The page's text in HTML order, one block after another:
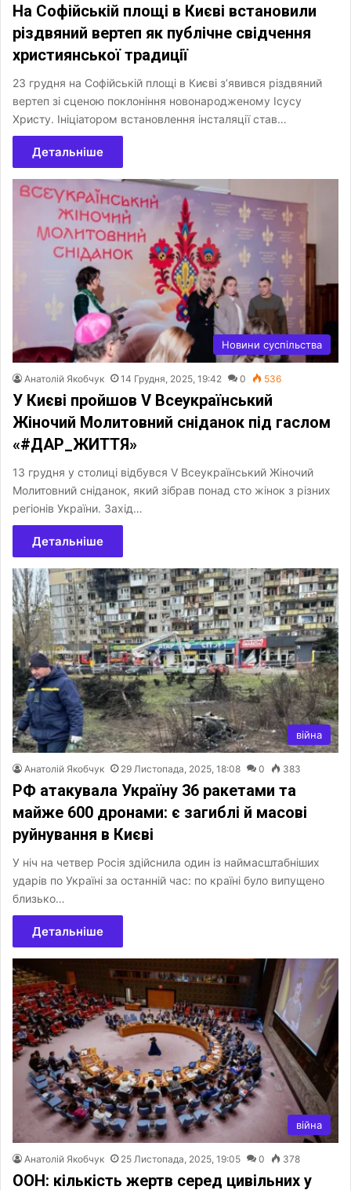
На Софійській площі в Києві встановили
різдвяний вертеп як публічне свідчення
християнської традиції
23 грудня на Софійській площі в Києві з’явився різдвяний
вертеп зі сценою поклоніння новонародженому Ісусу
Христу. Ініціатором встановлення інсталяції став…
Детальніше
Новини суспільства
Анатолій Якобчук 14 Грудня, 2025, 19:42 0 536
У Києві пройшов V Всеукраїнський
Жіночий Молитовний сніданок під гаслом
«#ДАР_ЖИТТЯ»
13 грудня у столиці відбувся V Всеукраїнський Жіночий
Молитовний сніданок, який зібрав понад сто жінок з різних
регіонів України. Захід…
Детальніше
війна
Анатолій Якобчук 29 Листопада, 2025, 18:08 0 383
РФ атакувала Україну 36 ракетами та
майже 600 дронами: є загиблі й масові
руйнування в Києві
У ніч на четвер Росія здійснила один із наймасштабніших
ударів по Україні за останній час: по країні було випущено
близько…
Детальніше
війна
Анатолій Якобчук 25 Листопада, 2025, 19:05 0 378
ООН: кількість жертв серед цивільних у